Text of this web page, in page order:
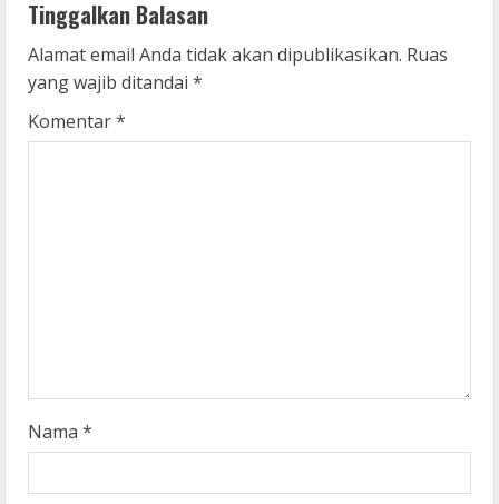
u
e
R
g
Tinggalkan Balasan
Alamat email Anda tidak akan dipublikasikan. Ruas
yang wajib ditandai *
Komentar*
Nama *